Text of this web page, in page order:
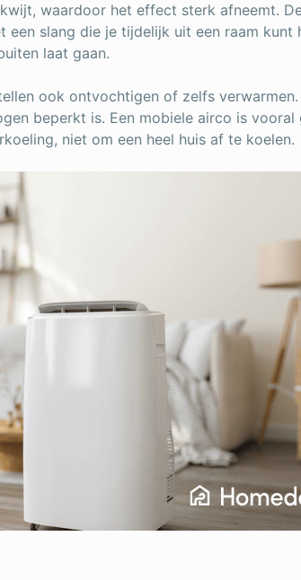
waardoor het effect sterk afneemt.
een slang die je tijdelijk uit een raam kunt
laat gaan.
ook ontvochtigen of zelfs
beperkt is. Een mobiele airco is vooral
niet om een heel huis af te koelen.